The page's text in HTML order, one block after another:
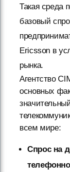
Такая среда
базовый
Ericsson в
рынка.
Агентство
основных
всем мире:
Спрос на